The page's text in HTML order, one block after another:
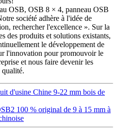
OSB, OSB 8 × 4, panneau OSB
société adhère à l'idée de
rechercher l'excellence ». Sur la
des produits et solutions existants,
le développement de
l'innovation pour promouvoir le
et nous faire devenir les
qualité.
d'usine Chine 9-22 mm bois de
100 % original de 9 à 15 mm à